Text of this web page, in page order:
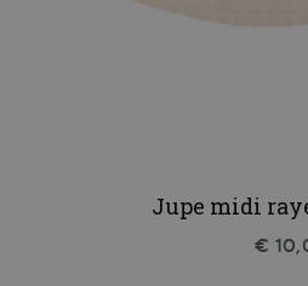
Jupe midi
€